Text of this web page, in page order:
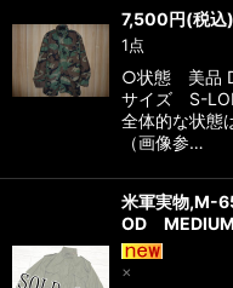
7,500円(税込)
1点
○状態 美品
サイズ S-
全体的な状態
（画像参…
米軍実物,M-
OD MEDIUM
×